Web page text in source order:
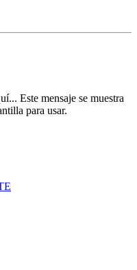
Este mensaje se muestra
para usar.